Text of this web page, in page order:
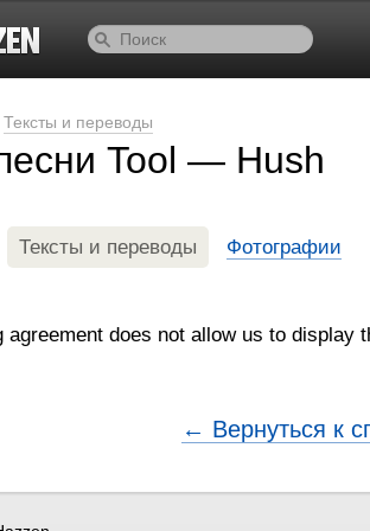
Тексты и переводы
Tool — Hush
Тексты и переводы Фотографии
agreement does not allow us to
← Вернуться к